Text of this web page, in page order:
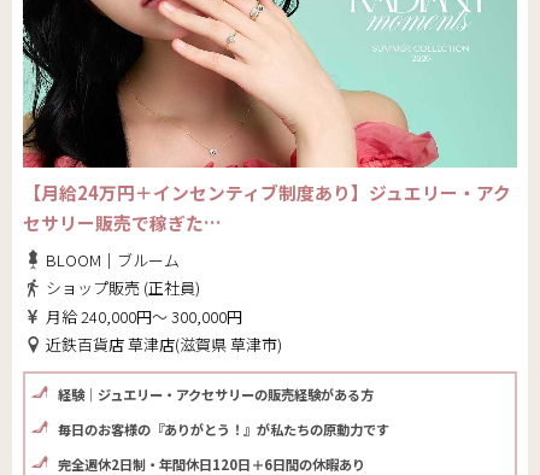
【月給24万円＋インセンティブ制度あり】ジュエリー・アク
セサリー販売で稼ぎた…
BLOOM｜ブルーム
ショップ販売 (正社員)
月給 240,000円～ 300,000円
近鉄百貨店 草津店(滋賀県 草津市)
経験｜ジュエリー・アクセサリーの販売経験がある方
毎日のお客様の『ありがとう！』が私たちの原動力です
完全週休2日制・年間休日120日＋6日間の休暇あり